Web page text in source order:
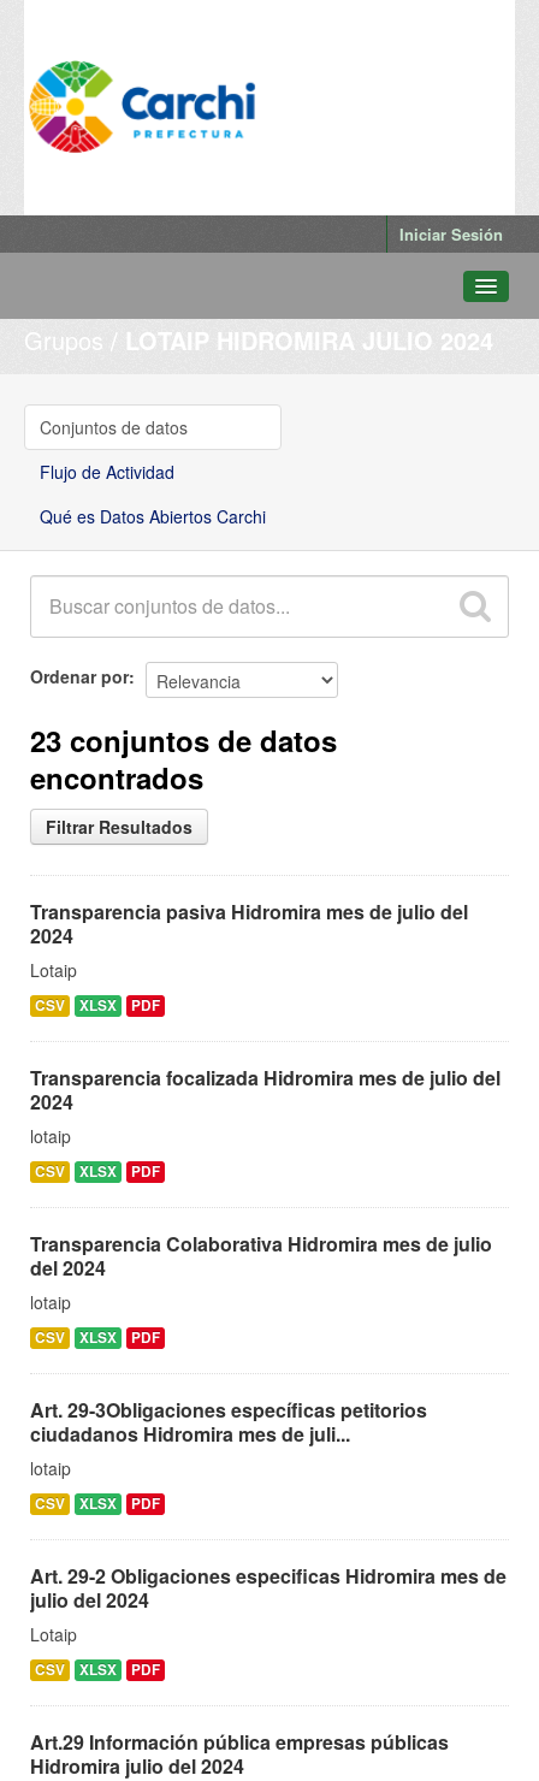
Iniciar Sesión
Conjuntos de datos
Grupos
Qué es Datos Abiertos Carchi
Grupos LOTAIP HIDROMIRA JULIO 2024
Conjuntos de datos
Flujo de Actividad
Qué es Datos Abiertos Carchi
Ordenar por
23 conjuntos de datos
encontrados
Filtrar Resultados
Transparencia pasiva Hidromira mes de julio del
2024
Lotaip
CSV XLSX PDF
Transparencia focalizada Hidromira mes de julio del
2024
lotaip
CSV XLSX PDF
Transparencia Colaborativa Hidromira mes de julio
del 2024
lotaip
CSV XLSX PDF
Art. 29-3Obligaciones específicas petitorios
ciudadanos Hidromira mes de juli...
lotaip
CSV XLSX PDF
Art. 29-2 Obligaciones especificas Hidromira mes de
julio del 2024
Lotaip
CSV XLSX PDF
Art.29 Información pública empresas públicas
Hidromira julio del 2024